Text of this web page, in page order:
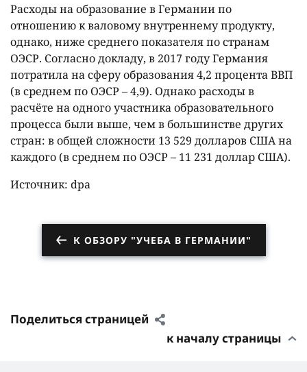
Расходы на образование в Германии по
отношению к валовому внутреннему продукту,
однако, ниже среднего показателя по странам
ОЭСР. Согласно докладу, в 2017 году Германия
потратила на сферу образования 4,2 процента ВВП
(в среднем по ОЭСР – 4,9). Однако расходы в
расчёте на одного участника образовательного
процесса были выше, чем в большинстве других
стран: в общей сложности 13 529 долларов США на
каждого (в среднем по ОЭСР – 11 231 доллар США).
Источник: dpa
К ОБЗОРУ "УЧЕБА В ГЕРМАНИИ"
Поделиться страницей
к началу страницы